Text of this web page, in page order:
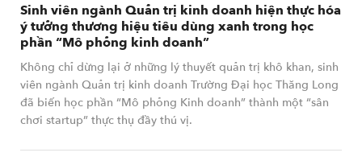
Sinh viên ngành Quản trị kinh doanh hiện thực hóa
ý tưởng thương hiệu tiêu dùng xanh trong học
phần “Mô phỏng kinh doanh”
Không chỉ dừng lại ở những lý thuyết quản trị khô khan, sinh
viên ngành Quản trị kinh doanh Trường Đại học Thăng Long
đã biến học phần “Mô phỏng Kinh doanh” thành một “sân
chơi startup” thực thụ đầy thú vị.